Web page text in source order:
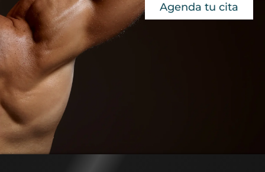
Agenda tu cita